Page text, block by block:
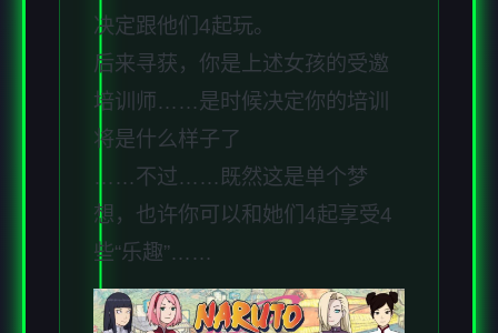
决定跟他们4起玩。
后来寻获，你是上述女孩的受邀
培训师……是时候决定你的培训
将是什么样子了
……不过……既然这是单个梦
想，也许你可以和她们4起享受4
些“乐趣”……